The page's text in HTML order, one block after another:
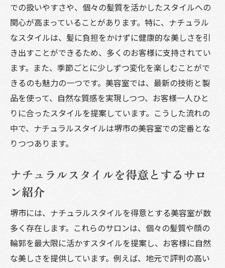
での扱いやすさや、個々の髪質を活かしたスタイルへの
関心が高まっていることがあります。特に、ナチュラル
なスタイルは、髪に負担をかけずに健康的な美しさを引
き出すことができるため、多くのお客様に支持されてい
ます。また、季節ごとに少しずつ変化を楽しむことがで
きるのも魅力の一つです。美容室では、最新の技術と製
品を使って、自然な質感を実現しつつ、お客様一人ひと
りに合ったスタイルを提案しています。こうした流れの
中で、ナチュラルスタイルは堺市の美容室での定番とな
りつつあります。
ナチュラルスタイルを得意とするサロ
ン紹介
堺市には、ナチュラルスタイルを得意とする美容室が数
多く存在します。これらのサロンは、個々の髪質や顔の
輪郭を最大限に活かすスタイルを提案し、お客様に自然
な美しさを提供しています。例えば、地元で評判の高い